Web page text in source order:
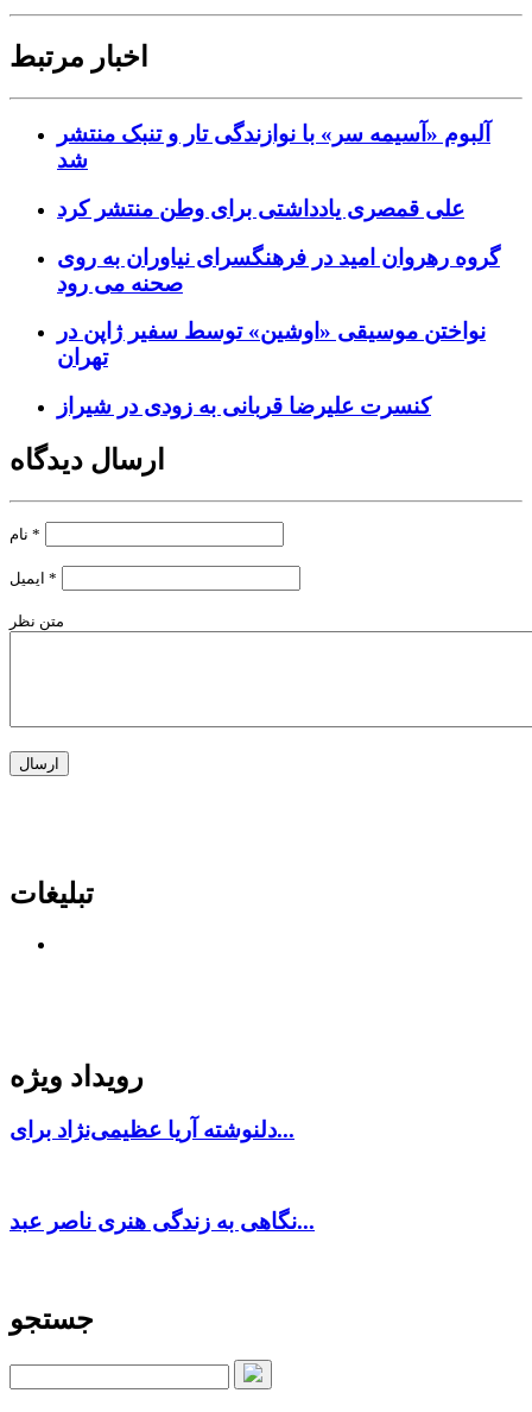
اخبار مرتبط
آلبوم «آسیمه سر» با نوازندگی تار و تنبک منتشر
شد
علی قمصری یادداشتی برای وطن منتشر کرد
گروه رهروان امید در فرهنگسرای نیاوران به روی
صحنه می رود
نواختن موسیقی «اوشین» توسط سفیر ژاپن در
تهران
کنسرت علیرضا قربانی به زودی در شیراز
ارسال دیدگاه
*
*
متن نظر
تبلیغات
رویداد ویژه
دلنوشته آریا عظیمی‌نژاد برای...
نگاهی به زندگی هنری ناصر عبد...
جستجو